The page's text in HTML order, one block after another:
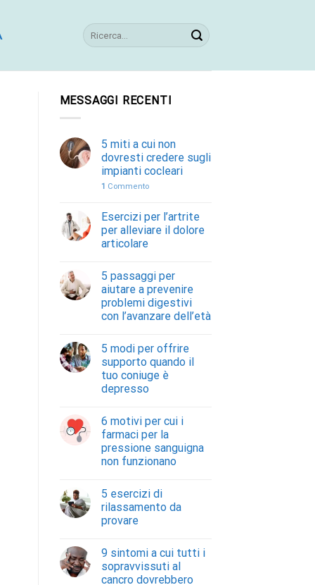
MESSAGGI RECENTI
5 miti a cui non
dovresti credere sugli
impianti cocleari
1 Commento
Esercizi per l’artrite
per alleviare il dolore
articolare
5 passaggi per
aiutare a prevenire
problemi digestivi
con l’avanzare dell’età
5 modi per offrire
supporto quando il
tuo coniuge è
depresso
6 motivi per cui i
farmaci per la
pressione sanguigna
non funzionano
5 esercizi di
rilassamento da
provare
9 sintomi a cui tutti i
sopravvissuti al
cancro dovrebbero